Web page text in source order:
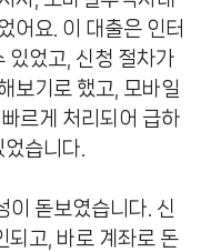
어요. 이 대출은 인터
있었고, 신청 절차가
보기로 했고, 모바일
르게 처리되어 급하
었습니다.
이 돋보였습니다. 신
되고, 바로 계좌로 돈